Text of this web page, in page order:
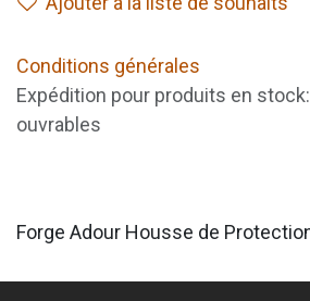
Conditions générales
Expédition pour produits en
ouvrables
Forge Adour Housse de